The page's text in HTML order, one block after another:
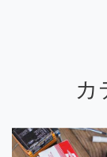
カ